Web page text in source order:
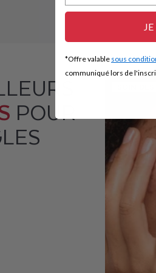
POUR
*Offre valable sous
communiqué lors de